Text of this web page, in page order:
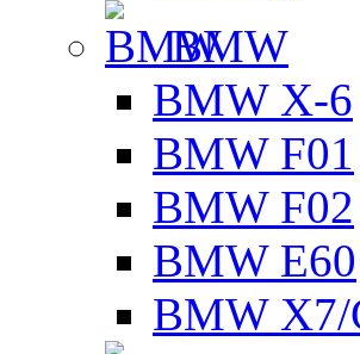
BMW
BMW X-6
BMW F01
BMW F02
BMW E60
BMW X7/